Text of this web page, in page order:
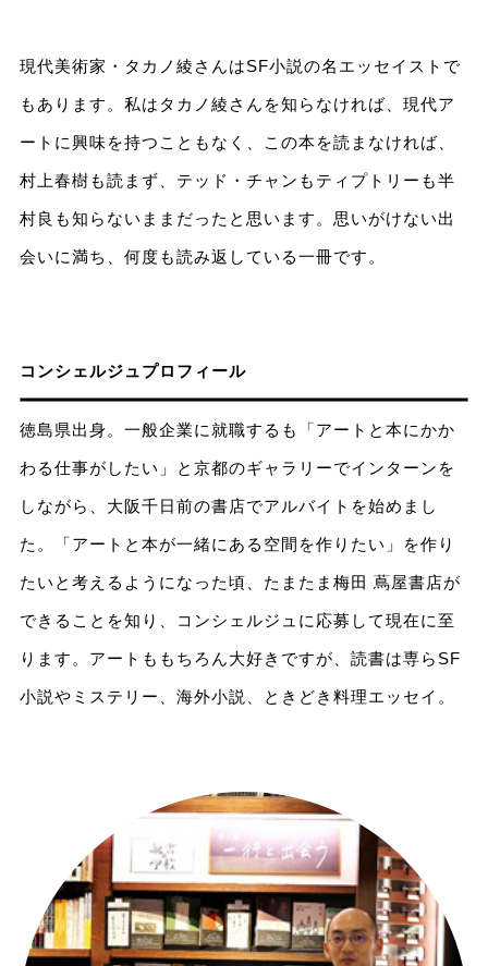
現代美術家・タカノ綾さんはSF小説の名エッセイストで
もあります。私はタカノ綾さんを知らなければ、現代ア
ートに興味を持つこともなく、この本を読まなければ、
村上春樹も読まず、テッド・チャンもティプトリーも半
村良も知らないままだったと思います。思いがけない出
会いに満ち、何度も読み返している一冊です。
コンシェルジュプロフィール
徳島県出身。一般企業に就職するも「アートと本にかか
わる仕事がしたい」と京都のギャラリーでインターンを
しながら、大阪千日前の書店でアルバイトを始めまし
た。「アートと本が一緒にある空間を作りたい」を作り
たいと考えるようになった頃、たまたま梅田 蔦屋書店が
できることを知り、コンシェルジュに応募して現在に至
ります。アートももちろん大好きですが、読書は専らSF
小説やミステリー、海外小説、ときどき料理エッセイ。